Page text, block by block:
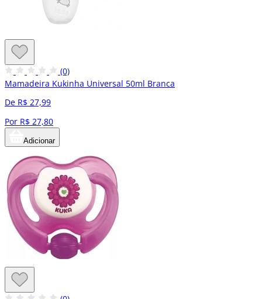
(0)
Mamadeira Kukinha Universal 50ml Branca
De R$ 27,99
Por R$ 27,80
Adicionar